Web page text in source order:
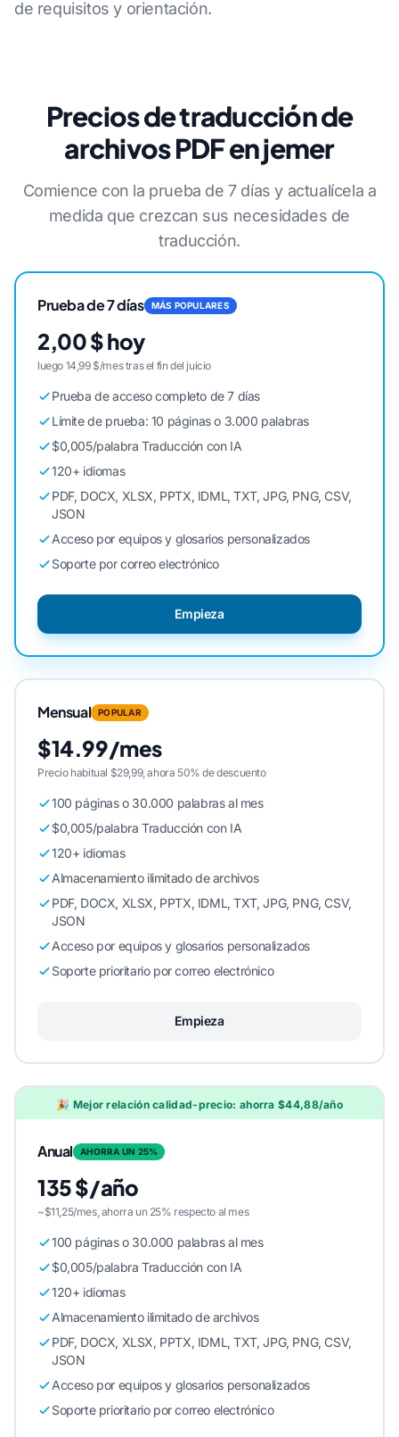
de requisitos y orientación.
Precios de traducción de
archivos PDF en jemer
Comience con la prueba de 7 días y actualícela a
medida que crezcan sus necesidades de
traducción.
Prueba de 7 días MÁS POPULARES
2,00 $ hoy
luego 14,99 $/mes tras el fin del juicio
Prueba de acceso completo de 7 días
Límite de prueba: 10 páginas o 3.000 palabras
$0,005/palabra Traducción con IA
120+ idiomas
PDF, DOCX, XLSX, PPTX, IDML, TXT, JPG, PNG, CSV,
JSON
Acceso por equipos y glosarios personalizados
Soporte por correo electrónico
Empieza
Mensual POPULAR
$14.99/mes
Precio habitual $29,99, ahora 50% de descuento
100 páginas o 30.000 palabras al mes
$0,005/palabra Traducción con IA
120+ idiomas
Almacenamiento ilimitado de archivos
PDF, DOCX, XLSX, PPTX, IDML, TXT, JPG, PNG, CSV,
JSON
Acceso por equipos y glosarios personalizados
Soporte prioritario por correo electrónico
Empieza
🎉 Mejor relación calidad-precio: ahorra $44,88/año
Anual AHORRA UN 25%
135 $/año
~$11,25/mes, ahorra un 25% respecto al mes
100 páginas o 30.000 palabras al mes
$0,005/palabra Traducción con IA
120+ idiomas
Almacenamiento ilimitado de archivos
PDF, DOCX, XLSX, PPTX, IDML, TXT, JPG, PNG, CSV,
JSON
Acceso por equipos y glosarios personalizados
Soporte prioritario por correo electrónico